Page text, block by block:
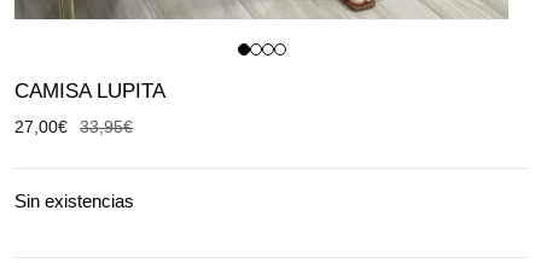
CAMISA LUPITA
33,95€
27,00€
Sin existencias